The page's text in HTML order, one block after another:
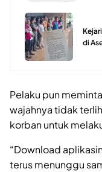
di
Pelaku pun
wajahnya tidak
korban untuk
“Download
terus menunggu